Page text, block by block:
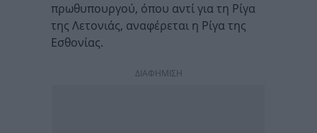
πρωθυπουργού, όπου αντί για τη Ρίγα
της Λετονιάς, αναφέρεται η Ρίγα της
Εσθονίας.
ΔΙΑΦΗΜΙΣΗ